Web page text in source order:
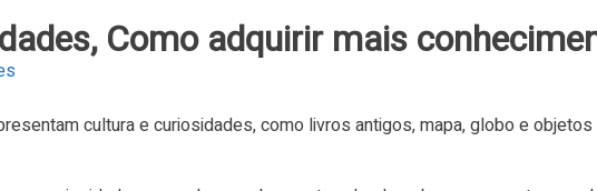
Como adquirir mais